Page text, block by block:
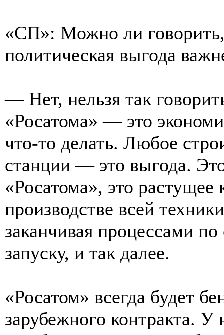
«СП»: Можно ли говорить,
политическая выгода
— Нет, нельзя так
«Росатома» — это
что-то делать. Любое
станции — это выгода.
«Росатома», это
производстве всей
заканчивая процессами
запуску, и так далее.
«Росатом» всегда будет
зарубежного контракта.